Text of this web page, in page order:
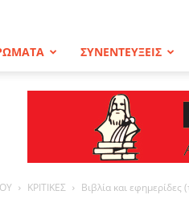
ΣΥΝΕΝΤΕΥΞΕΙΣ
ΚΡΙΤΙΚΕΣ Βιβλία και